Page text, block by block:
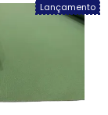
Lançamento